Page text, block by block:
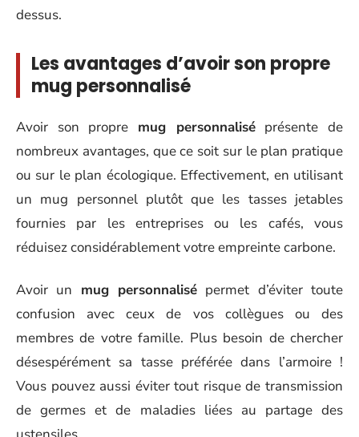
dessus.
Les avantages d’avoir son propre
mug personnalisé
Avoir son propre mug personnaliséprésente de
nombreux avantages, que ce soit sur le plan pratique
ou sur le plan écologique. Effectivement, en utilisant
un mug personnel plutôt que les tasses jetables
fournies par les entreprises ou les cafés, vous
réduisez considérablement votre empreinte carbone.
Avoir un mug personnalisé permet d’éviter toute
confusion avec ceux de vos collègues ou des
membres de votre famille. Plus besoin de chercher
désespérément sa tasse préférée dans l’armoire !
Vous pouvez aussi éviter tout risque de transmission
de germes et de maladies liées au partage des